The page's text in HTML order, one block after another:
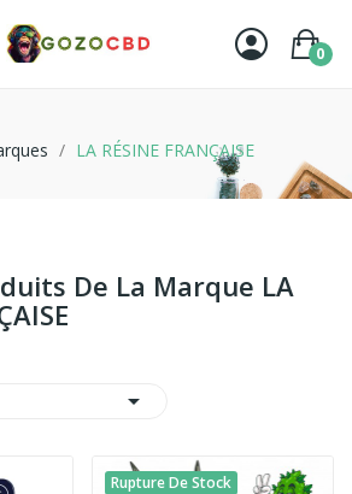
0
LA RÉSINE FRANÇAISE
De La Marque LA

Rupture De Stock